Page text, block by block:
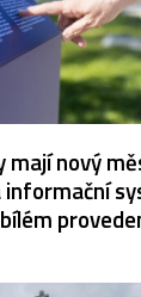
mají nový
informační